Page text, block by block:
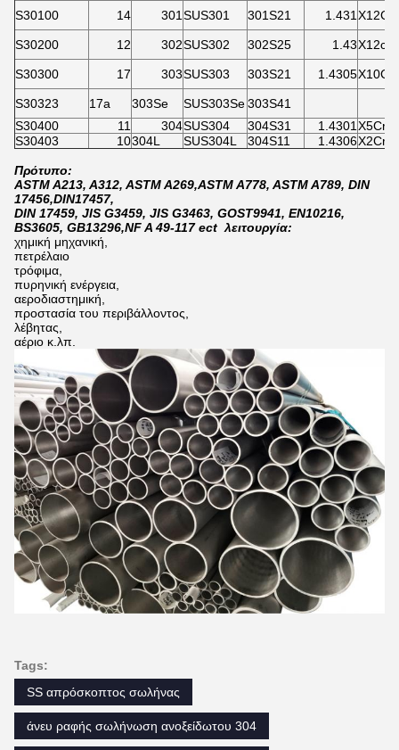
S30100 14 301 SUS301 301S21 1.431
S30200 12 302SUS302 302S25 1.43
S30300 17 303SUS303 303S21 1.4305
S30323 17a 303Se SUS303Se303S41
S30400
11 304SUS304 304S31 1.4301
S30403
10304L SUS304L 304S11 1.4306
Πρότυπο:
ASTM A213, A312, ASTM A269,ASTM A778, ASTM A789, DIN
17456,DIN17457,
DIN 17459, JIS G3459, JIS G3463, GOST9941, EN10216,
BS3605, GB13296,NF A 49-117 ect λειτουργία:
χημική μηχανική,
πετρέλαιο
τρόφιμα,
πυρηνική ενέργεια,
αεροδιαστημική,
προστασία του περιβάλλοντος,
λέβητας,
αέριο κ.λπ.
Tags:
SS απρόσκοπτος σωλήνας
άνευ ραφής σωλήνωση ανοξείδωτου 304